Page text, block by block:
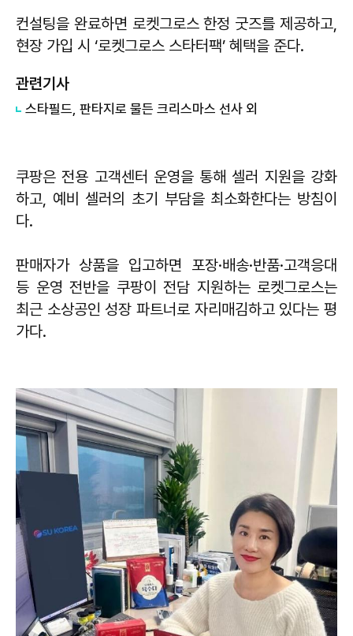
컨설팅을 완료하면 로켓그로스 한정 굿즈를 제공하고,
현장 가입 시 ‘로켓그로스 스타터팩’ 혜택을 준다.
관련기사
스타필드, 판타지로 물든 크리스마스 선사 외
쿠팡은 전용 고객센터 운영을 통해 셀러 지원을 강화
하고, 예비 셀러의 초기 부담을 최소화한다는 방침이
다.
판매자가 상품을 입고하면 포장·배송·반품·고객응대
등 운영 전반을 쿠팡이 전담 지원하는 로켓그로스는
최근 소상공인 성장 파트너로 자리매김하고 있다는 평
가다.